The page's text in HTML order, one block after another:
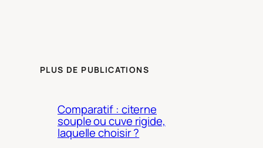
PLUS DE PUBLICATIONS
Comparatif : citerne
souple ou cuve rigide,
laquelle choisir ?